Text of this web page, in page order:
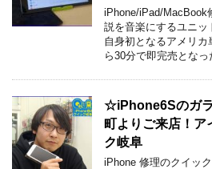
iPhone/iPad/MacBook
説を音楽にするユニッ
自身初となるアメリ
ら30分で即完売とな
☆iPhone6Sのガ
町よりご来店！ア
ク岐阜
iPhone 修理のクイッ